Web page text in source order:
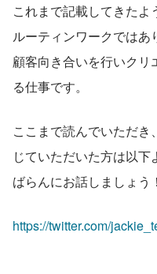
これまで記載してきた
ルーティンワークでは
顧客向き合いを行いク
る仕事です。
ここまで読んでいただ
じていただいた方は以下
ばらんにお話しましょう！
https://twitter.com/